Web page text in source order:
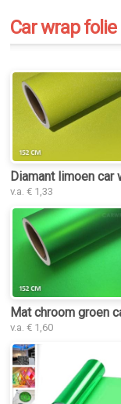
Car wrap folie
Diamant limoen car
v.a. € 1,33
Mat chroom groen
v.a. € 1,60